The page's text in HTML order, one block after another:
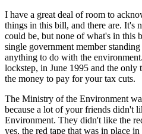
I have a great deal of room to
things in this bill, and there are. It's
could be, but none of what's in this
single government member
anything to do with the
lockstep, in June 1995 and the
the money to pay for your tax cuts.
The Ministry of the Environment
because a lot of your friends didn't
Environment. They didn't like the
yes, the red tape that was in place